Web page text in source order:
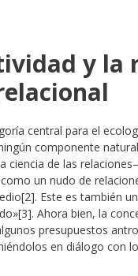
y la
central para el
componente
ciencia de las
un nudo de
[2]. Este es también
[3]. Ahora bien, la
presupuestos
en diálogo con